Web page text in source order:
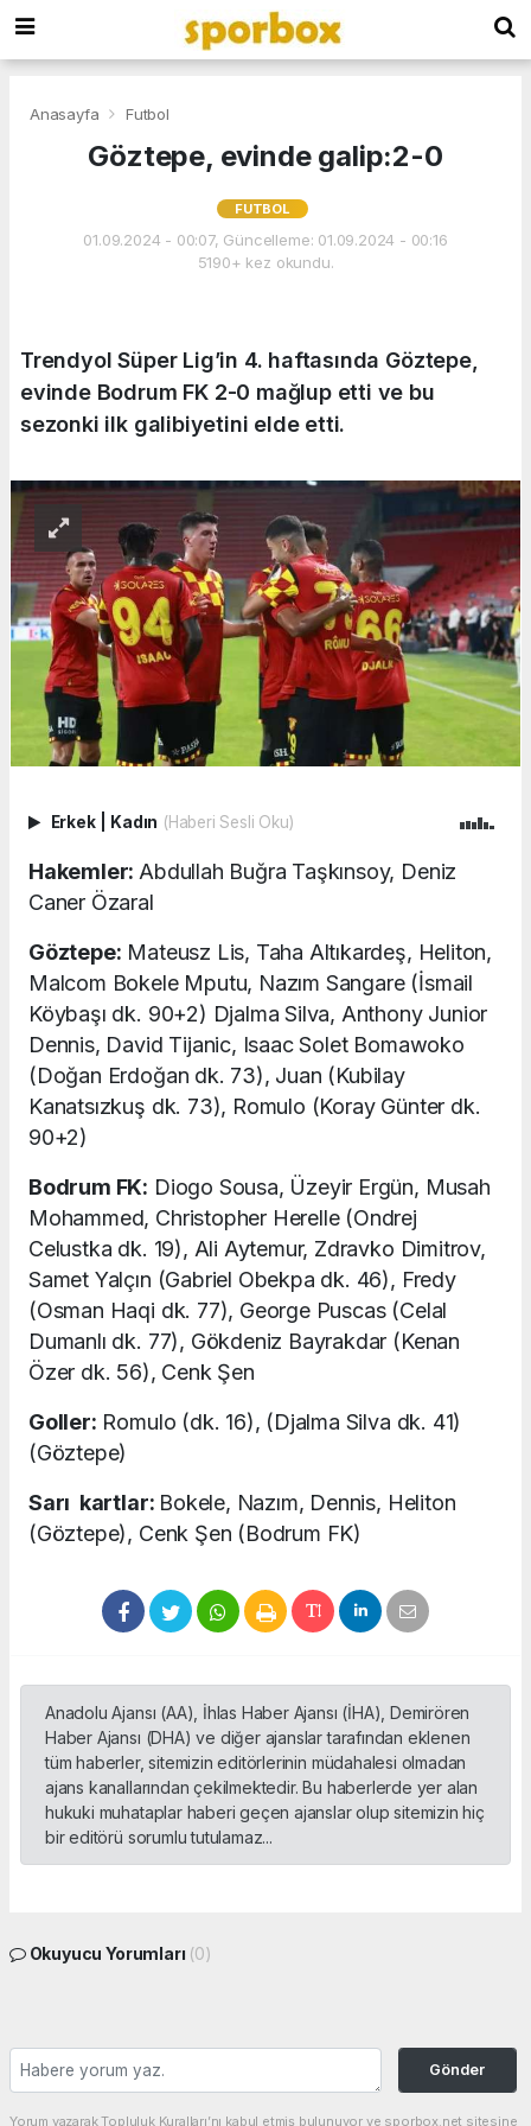
Anasayfa Futbol
Göztepe, evinde galip:2-0
FUTBOL
01.09.2024 - 00:07, Güncelleme: 01.09.2024 - 00:16
5190+ kez okundu.
Trendyol Süper Lig’in 4. haftasında Göztepe,
evinde Bodrum FK 2-0 mağlup etti ve bu
sezonki ilk galibiyetini elde etti.
Erkek Kadın (Haberi Sesli Oku)
Hakemler: Abdullah Buğra Taşkınsoy, Deniz
Caner Özaral
Göztepe: Mateusz Lis, Taha Altıkardeş, Heliton,
Malcom Bokele Mputu, Nazım Sangare (İsmail
Köybaşı dk. 90+2) Djalma Silva, Anthony Junior
Dennis, David Tijanic, Isaac Solet Bomawoko
(Doğan Erdoğan dk. 73), Juan (Kubilay
Kanatsızkuş dk. 73), Romulo (Koray Günter dk.
90+2)
Bodrum FK: Diogo Sousa, Üzeyir Ergün, Musah
Mohammed, Christopher Herelle (Ondrej
Celustka dk. 19), Ali Aytemur, Zdravko Dimitrov,
Samet Yalçın (Gabriel Obekpa dk. 46), Fredy
(Osman Haqi dk. 77), George Puscas (Celal
Dumanlı dk. 77), Gökdeniz Bayrakdar (Kenan
Özer dk. 56), Cenk Şen
Goller: Romulo (dk. 16), (Djalma Silva dk. 41)
(Göztepe)
Sarı kartlar: Bokele, Nazım, Dennis, Heliton
(Göztepe), Cenk Şen (Bodrum FK)
Anadolu Ajansı (AA), İhlas Haber Ajansı (İHA), Demirören
Haber Ajansı (DHA) ve diğer ajanslar tarafından eklenen
tüm haberler, sitemizin editörlerinin müdahalesi olmadan
ajans kanallarından çekilmektedir. Bu haberlerde yer alan
hukuki muhataplar haberi geçen ajanslar olup sitemizin hiç
bir editörü sorumlu tutulamaz...
Okuyucu Yorumları (0)
Gönder
Yorum yazarak Topluluk Kuralları’nı kabul etmiş bulunuyor ve sporbox.net sitesine